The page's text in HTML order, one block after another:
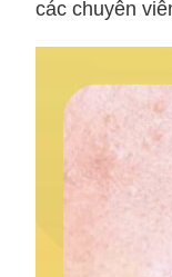
các chuyên